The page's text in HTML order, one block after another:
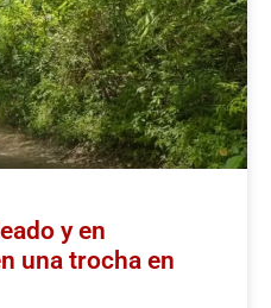
y en
una trocha en